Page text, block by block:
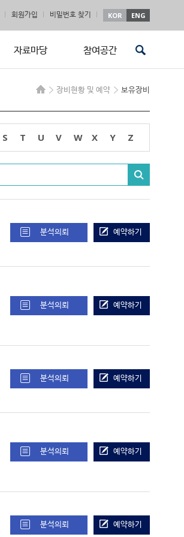
회원가입 비밀번호 찾기 KOR ENG
자료마당 참여공간
장비현황 및 예약 보유장비
S T U V W X Y Z
분석의뢰 예약하기
분석의뢰 예약하기
분석의뢰 예약하기
분석의뢰 예약하기
분석의뢰 예약하기